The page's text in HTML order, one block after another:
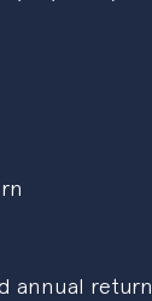
annual return